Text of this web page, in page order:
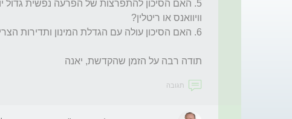
תודה רבה על הזמן שהקדשת, יאנה
תגובה